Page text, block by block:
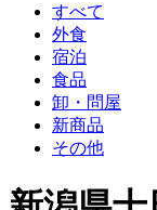
すべて
外食
宿泊
食品
卸・問屋
新商品
その他